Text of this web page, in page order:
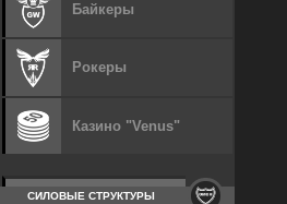
Байкеры
Рокеры
Казино "Venus"
СИЛОВЫЕ СТРУКТУРЫ